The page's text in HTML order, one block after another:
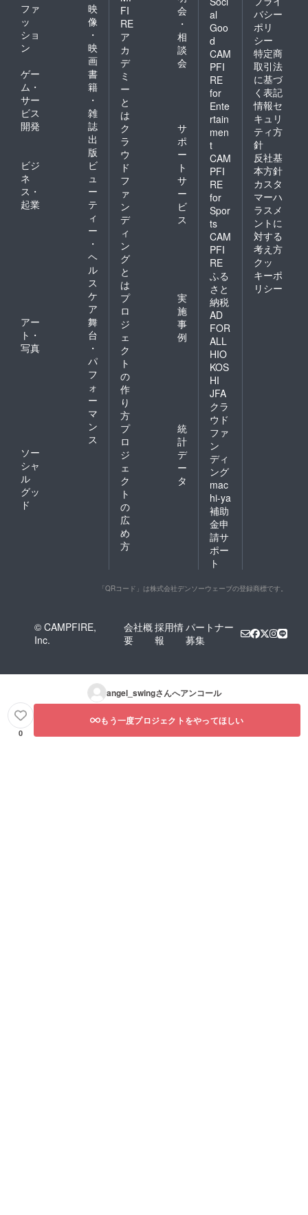
ファ
ッ
ショ
ン
映
像
・
映
画
ゲー
ム・
サー
ビス
開発
書
籍
・
雑
誌
出
版
ビジ
ネ
ス・
起業
ビ
ュ
ー
テ
ィ
ー
・
ヘ
ル
ス
ケ
ア
アー
ト・
写真
舞
台
・
パ
フ
ォ
ー
マ
ン
ス
ソー
シャ
ル
グッ
ド
FI
RE
ア
カ
デ
ミ
ー
と
は
会
・
相
談
会
ク
ラ
ウ
ド
フ
ァ
ン
デ
ィ
ン
グ
と
は
サ
ポ
ー
ト
サ
ー
ビ
ス
プ
ロ
ジ
ェ
ク
ト
の
作
り
方
実
施
事
例
プ
ロ
ジ
ェ
ク
ト
の
広
め
方
統
計
デ
ー
タ
al
Goo
d
CAM
PFI
RE
for
Ente
rtain
men
t
CAM
PFI
RE
for
Spor
ts
CAM
PFI
RE
ふる
さと
納税
AD
FOR
ALL
HIO
KOS
HI
JFA
クラ
ウド
ファ
ン
ディ
ング
mac
hi-ya
補助
金申
請サ
ポー
ト
バシー
ポリ
シー
特定商
取引法
に基づ
く表記
情報セ
キュリ
ティ方
針
反社基
本方針
カスタ
マーハ
ラスメ
ントに
対する
考え方
クッ
キーポ
リシー
「QRコード」は株式会社デンソーウェーブの登録商標です。
© CAMPFIRE,
Inc.
会社概
要
採用情
報
パートナー
募集
angel_swingさんへアンコール
0
もう一度プロジェクトをやってほしい